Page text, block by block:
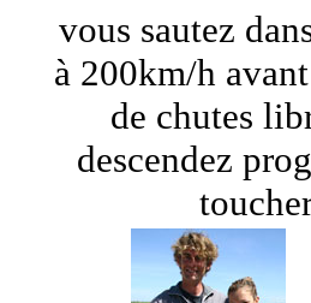
vous sautez
à 200km/h
de chutes
descendez